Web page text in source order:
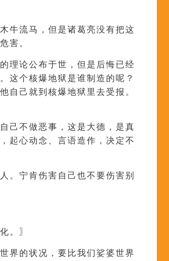
牛流马，但是诸葛亮没有把这
害。
理论公布于世，但是后悔已经
这个核爆地狱是谁制造的呢？
自己就到核爆地狱里去受报。
己不做恶事，这是大德，是真
起心动念、言语造作，决定不
。宁肯伤害自己也不要伤害别
。〗
界的状况，要比我们娑婆世界